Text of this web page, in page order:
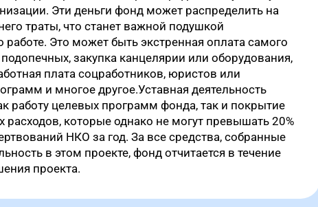
Эти деньги фонд может распределить на
траты, что станет важной подушкой
работе. Это может быть экстренная оплата самого
закупка канцелярии или оборудования,
плата соцработников, юристов или
и многое другое.Уставная деятельность
работу целевых программ фонда, так и покрытие
расходов, которые однако не могут превышать 20%
НКО за год. За все средства, собранные
в этом проекте, фонд отчитается в течение
проекта.